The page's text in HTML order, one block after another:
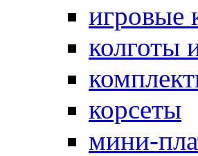
игровые
колготы
корсеты
мини-